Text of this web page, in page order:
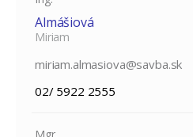
Almášiová
Miriam
miriam.almasiova@savba.sk
02/ 5922 2555
Mgr.